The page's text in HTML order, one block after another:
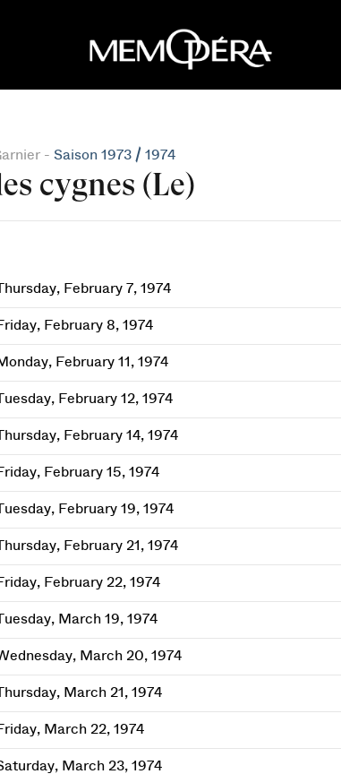
- Saison 1973 / 1974
cygnes (Le)
February 7, 1974
February 8, 1974
February 11, 1974
February 12, 1974
February 14, 1974
February 15, 1974
February 19, 1974
February 21, 1974
February 22, 1974
March 19, 1974
March 20, 1974
March 21, 1974
March 22, 1974
March 23, 1974